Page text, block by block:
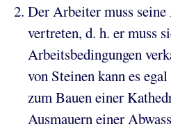
Der Arbeiter muss
vertreten, d. h. er muss
Arbeitsbedingungen
von Steinen kann es
zum Bauen einer
Ausmauern einer